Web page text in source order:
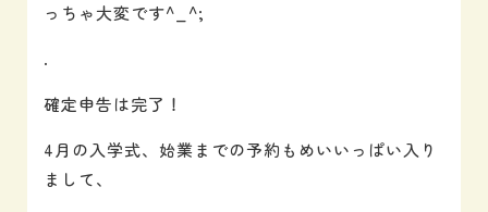
っちゃ大変です^_^;
.
確定申告は完了！
4月の入学式、始業までの予約もめいいっぱい入り
まして、